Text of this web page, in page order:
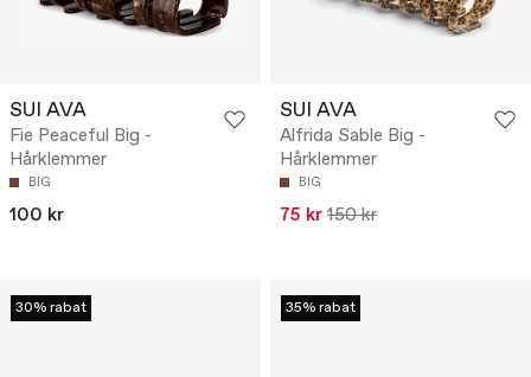
SUI AVA
Fie Peaceful Big -
Hårklemmer
BIG
100 kr
SUI AVA
Alfrida Sable Big -
Hårklemmer
BIG
75 kr 150 kr
30% rabat 35% rabat